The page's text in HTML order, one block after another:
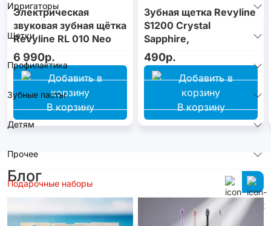
Ирригаторы
Щетки
Профилактика
Зубные пасты
Детям
Прочее
Подарочные наборы
Электрическая
звуковая зубная щётка
Revyline RL 010 Neo
Violet
6 990р.
В корзину
Зубная щетка Revyline
S1200 Crystal
Sapphire,
монопучковая
490р.
В корзину
Блог